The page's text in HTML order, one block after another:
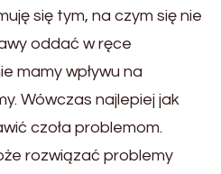
się tym, na czym się nie
oddać w ręce
mamy wpływu na
Wówczas najlepiej jak
czoła problemom.
rozwiązać problemy